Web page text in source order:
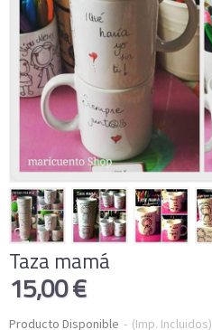
Taza mamá
15,00 €
Producto Disponible - (Imp. Incluidos)